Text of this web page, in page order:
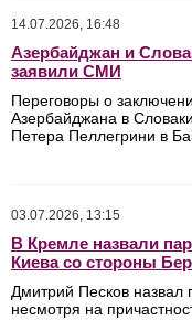
14.07.2026, 16:48
Азербайджан и
заявили СМИ
Переговоры о
Азербайджана в
Петера Пеллегрини в
03.07.2026, 13:15
В Кремле назвали
Киева со стороны
Дмитрий Песков назвал
несмотря на